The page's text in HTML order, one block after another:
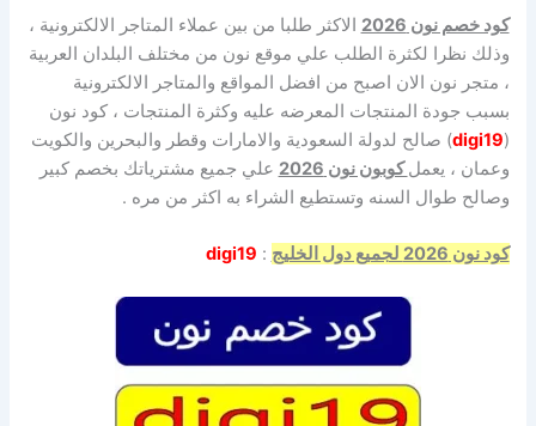
كود خصم نون 2026
الاكثر طلبا من بين عملاء المتاجر الالكترونية ،
وذلك نظرا لكثرة الطلب علي موقع نون من مختلف البلدان العربية
، متجر نون الان اصبح من افضل المواقع والمتاجر الالكترونية
بسبب جودة المنتجات المعرضه عليه وكثرة المنتجات ، كود نون
(
digi19) صالح لدولة السعودية والامارات وقطر والبحرين والكويت
وعمان ، يعملكوبون نون 2026
علي جميع مشترياتك بخصم كبير
وصالح طوال السنه وتستطيع الشراء به اكثر من مره .
كود نون 2026 لجميع دول الخليج :
digi19